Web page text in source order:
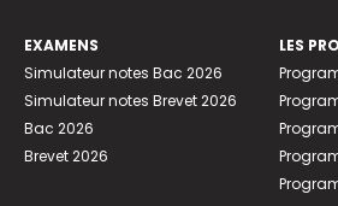
EXAMENS
Simulateur notes Bac 2026
Simulateur notes Brevet 2026
Bac 2026
Brevet 2026
LES